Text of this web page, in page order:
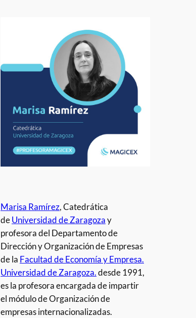
Marisa Ramírez, Catedrática
deUniversidad de Zaragozay
profesora del Departamento de
Dirección y Organización de Empresas
de la Facultad de Economía y Empresa.
Universidad de Zaragoza.desde 1991,
es la profesora encargada de impartir
el módulo de Organización de
empresas internacionalizadas.